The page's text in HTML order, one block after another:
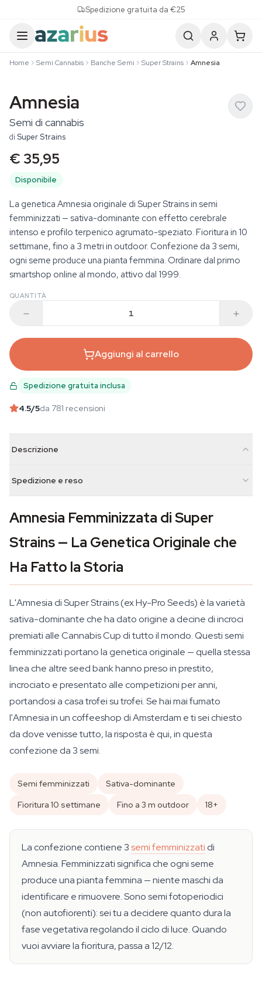
Spedizione gratuita da €25
Home Semi Cannabis Banche Semi Super Strains Amnesia
Amnesia
Semi di cannabis
di Super Strains
€ 35,95
Disponibile
La genetica Amnesia originale di Super Strains in semi
femminizzati — sativa-dominante con effetto cerebrale
intenso e profilo terpenico agrumato-speziato. Fioritura in 10
settimane, fino a 3 metri in outdoor. Confezione da 3 semi,
ogni seme produce una pianta femmina. Ordinare dal primo
smartshop online al mondo, attivo dal 1999.
QUANTITÀ
Aggiungi al carrello
Spedizione gratuita inclusa
4.5/5da 781 recensioni
Descrizione
Spedizione e reso
Amnesia Femminizzata di Super
Strains — La Genetica Originale che
Ha Fatto la Storia
L'Amnesia di Super Strains (ex Hy-Pro Seeds) è la varietà
sativa-dominante che ha dato origine a decine di incroci
premiati alle Cannabis Cup di tutto il mondo. Questi semi
femminizzati portano la genetica originale — quella stessa
linea che altre seed bank hanno preso in prestito,
incrociato e presentato alle competizioni per anni,
portandosi a casa trofei su trofei. Se hai mai fumato
l'Amnesia in un coffeeshop di Amsterdam e ti sei chiesto
da dove venisse tutto, la risposta è qui, in questa
confezione da 3 semi.
Semi femminizzati
Sativa-dominante
Fioritura 10 settimane
Fino a 3 m outdoor 18+
La confezione contiene 3semi femminizzati di
Amnesia. Femminizzati significa che ogni seme
produce una pianta femmina — niente maschi da
identificare e rimuovere. Sono semi fotoperiodici
(non autofiorenti): sei tu a decidere quanto dura la
fase vegetativa regolando il ciclo di luce. Quando
vuoi avviare la fioritura, passa a 12/12.